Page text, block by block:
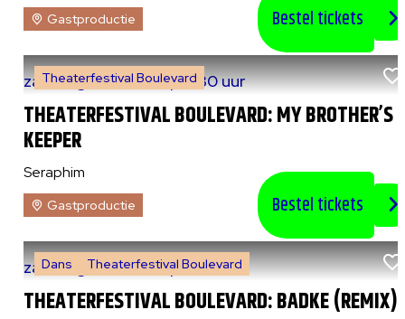
Gastproductie Bestel tickets
THEATERFESTIVAL BOULEVARD: MY BROTHER’S
KEEPER
Theaterfestival Boulevard
za 8 augustus 2026|20:30 uur
Seraphim
Gastproductie Bestel tickets
THEATERFESTIVAL BOULEVARD: BADKE (REMIX)
Dans Theaterfestival Boulevard
za 8 augustus 2026|21:00 uur